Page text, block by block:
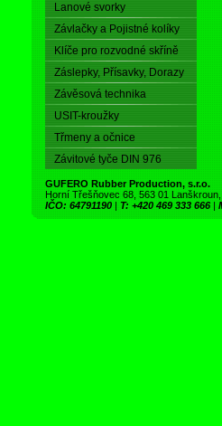
Lanové svorky
Závlačky a Pojistné kolíky
Klíče pro rozvodné skříně
Záslepky, Přísavky, Dorazy
Závěsová technika
USIT-kroužky
Třmeny a očnice
Závitové tyče DIN 976
GUFERO Rubber Production, s.r.o.
Horní Třešňovec 68, 563 01
IČO: 64791190 | T: +420 469 333 666 |